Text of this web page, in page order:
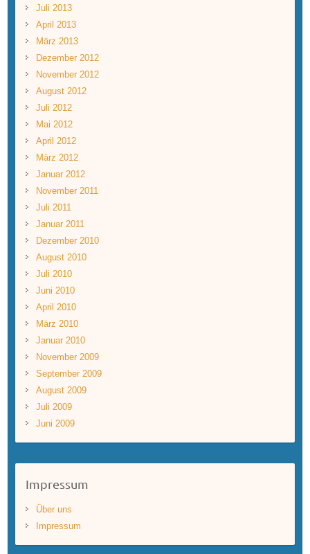
Juli 2013
April 2013
März 2013
Dezember 2012
November 2012
August 2012
Juli 2012
Mai 2012
April 2012
März 2012
Januar 2012
November 2011
Juli 2011
Januar 2011
Dezember 2010
August 2010
Juli 2010
Juni 2010
April 2010
März 2010
Januar 2010
November 2009
September 2009
August 2009
Juli 2009
Juni 2009
Impressum
Über uns
Impressum